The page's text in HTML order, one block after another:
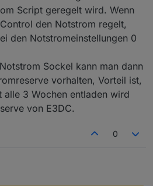
Charge-Control gesteuert
ändern?
Script geregelt wird. Wenn
den Notstrom regelt,
den Notstromeinstellungen 0
Sockel kann man dann
vorhalten, Vorteil ist,
alle 3 Wochen entladen wird
von E3DC.
0